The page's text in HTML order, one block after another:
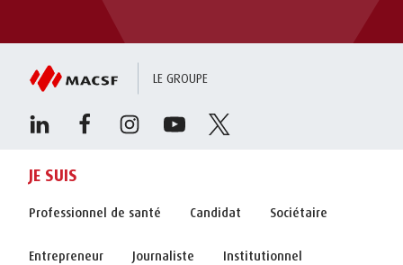
LE GROUPE
JE SUIS
Professionnel de santé Candidat Sociétaire
Entrepreneur Journaliste Institutionnel